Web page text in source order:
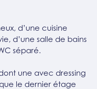
d’une cuisine
d’une salle de bains
séparé.
une avec dressing
le dernier étage